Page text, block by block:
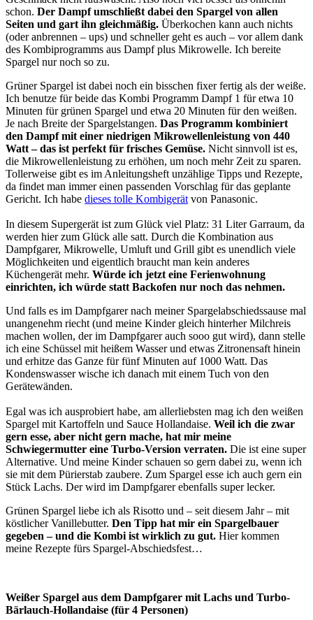
schon. Der Dampf umschließt dabei den Spargel von allen
Seiten und gart ihn gleichmäßig. Überkochen kann auch nichts
(oder anbrennen – ups) und schneller geht es auch – vor allem dank
des Kombiprogramms aus Dampf plus Mikrowelle. Ich bereite
Spargel nur noch so zu.
Grüner Spargel ist dabei noch ein bisschen fixer fertig als der weiße.
Ich benutze für beide das Kombi Programm Dampf 1 für etwa 10
Minuten für grünen Spargel und etwa 20 Minuten für den weißen.
Je nach Breite der Spargelstangen. Das Programm kombiniert
den Dampf mit einer niedrigen Mikrowellenleistung von 440
Watt – das ist perfekt für frisches Gemüse. Nicht sinnvoll ist es,
die Mikrowellenleistung zu erhöhen, um noch mehr Zeit zu sparen.
Tollerweise gibt es im Anleitungsheft unzählige Tipps und Rezepte,
da findet man immer einen passenden Vorschlag für das geplante
Gericht. Ich habe dieses tolle Kombigerätvon Panasonic.
In diesem Supergerät ist zum Glück viel Platz: 31 Liter Garraum, da
werden hier zum Glück alle satt. Durch die Kombination aus
Dampfgarer, Mikrowelle, Umluft und Grill gibt es unendlich viele
Möglichkeiten und eigentlich braucht man kein anderes
Küchengerät mehr. Würde ich jetzt eine Ferienwohnung
einrichten, ich würde statt Backofen nur noch das nehmen.
Und falls es im Dampfgarer nach meiner Spargelabschiedssause mal
unangenehm riecht (und meine Kinder gleich hinterher Milchreis
machen wollen, der im Dampfgarer auch sooo gut wird), dann stelle
ich eine Schüssel mit heißem Wasser und etwas Zitronensaft hinein
und erhitze das Ganze für fünf Minuten auf 1000 Watt. Das
Kondenswasser wische ich danach mit einem Tuch von den
Gerätewänden.
Egal was ich ausprobiert habe, am allerliebsten mag ich den weißen
Spargel mit Kartoffeln und Sauce Hollandaise. Weil ich die zwar
gern esse, aber nicht gern mache, hat mir meine
Schwiegermutter eine Turbo-Version verraten. Die ist eine super
Alternative. Und meine Kinder schauen so gern dabei zu, wenn ich
sie mit dem Pürierstab zaubere. Zum Spargel esse ich auch gern ein
Stück Lachs. Der wird im Dampfgarer ebenfalls super lecker.
Grünen Spargel liebe ich als Risotto und – seit diesem Jahr – mit
köstlicher Vanillebutter. Den Tipp hat mir ein Spargelbauer
gegeben – und die Kombi ist wirklich zu gut. Hier kommen
meine Rezepte fürs Spargel-Abschiedsfest…
Weißer Spargel aus dem Dampfgarer mit Lachs und Turbo-
Bärlauch-Hollandaise (für 4 Personen)